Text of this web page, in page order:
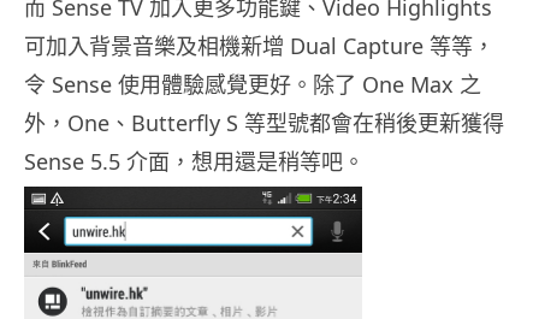
而 Sense TV 加入更多功能鍵、Video Highlights
可加入背景音樂及相機新增 Dual Capture 等等，
令 Sense 使用體驗感覺更好。除了 One Max 之
外，One、Butterfly S 等型號都會在稍後更新獲得
Sense 5.5 介面，想用還是稍等吧。